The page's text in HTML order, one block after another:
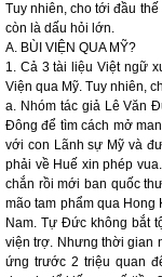
Tuy nhiên, cho tới đầu
còn là dấu hỏi lớn.
A. BÙI VIỆN QUA MỸ?
1. Cả 3 tài liệu Việt ngữ
Viện qua Mỹ. Tuy nhiên,
a. Nhóm tác giả Lê Văn
Đông để tìm cách mở
với con Lãnh sự Mỹ và
phải về Huế xin phép
chắn rồi mới ban quốc
mão tam phẩm qua Hong
Nam. Tự Đức không bắt
viện trợ. Nhưng thời gian
ứng trước 2 triệu quan